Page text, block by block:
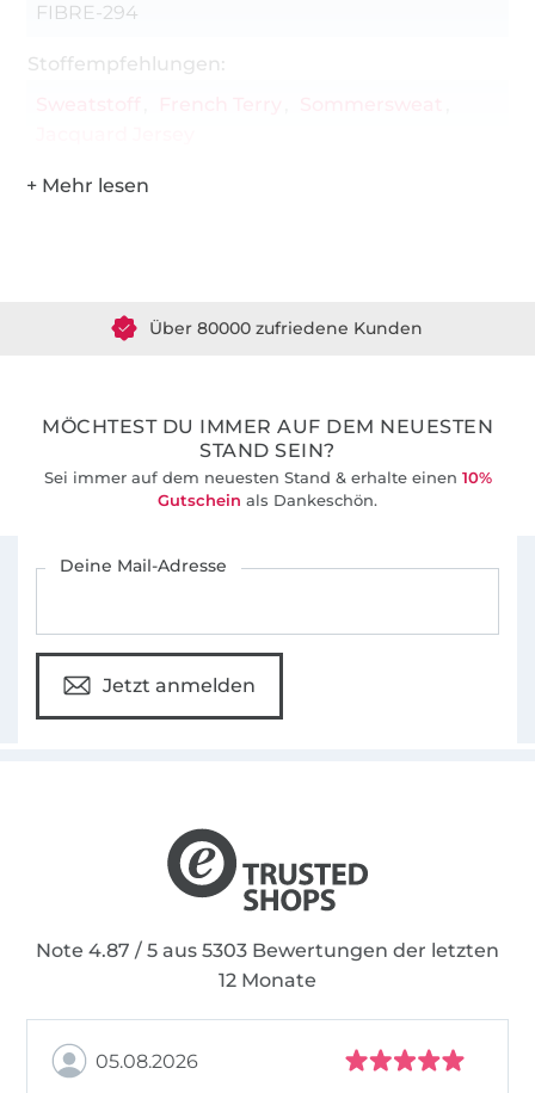
FIBRE-294
Stoffempfehlungen:
MÖCHTEST DU IMMER AUF DEM NEUESTEN
STAND SEIN?
Sei immer auf dem neuesten Stand & erhalte einen 10%
Gutschein als Dankeschön.
Deine Mail-Adresse
Jetzt anmelden
Note 4.87 / 5 aus 5303 Bewertungen der letzten
12 Monate
05.08.2026